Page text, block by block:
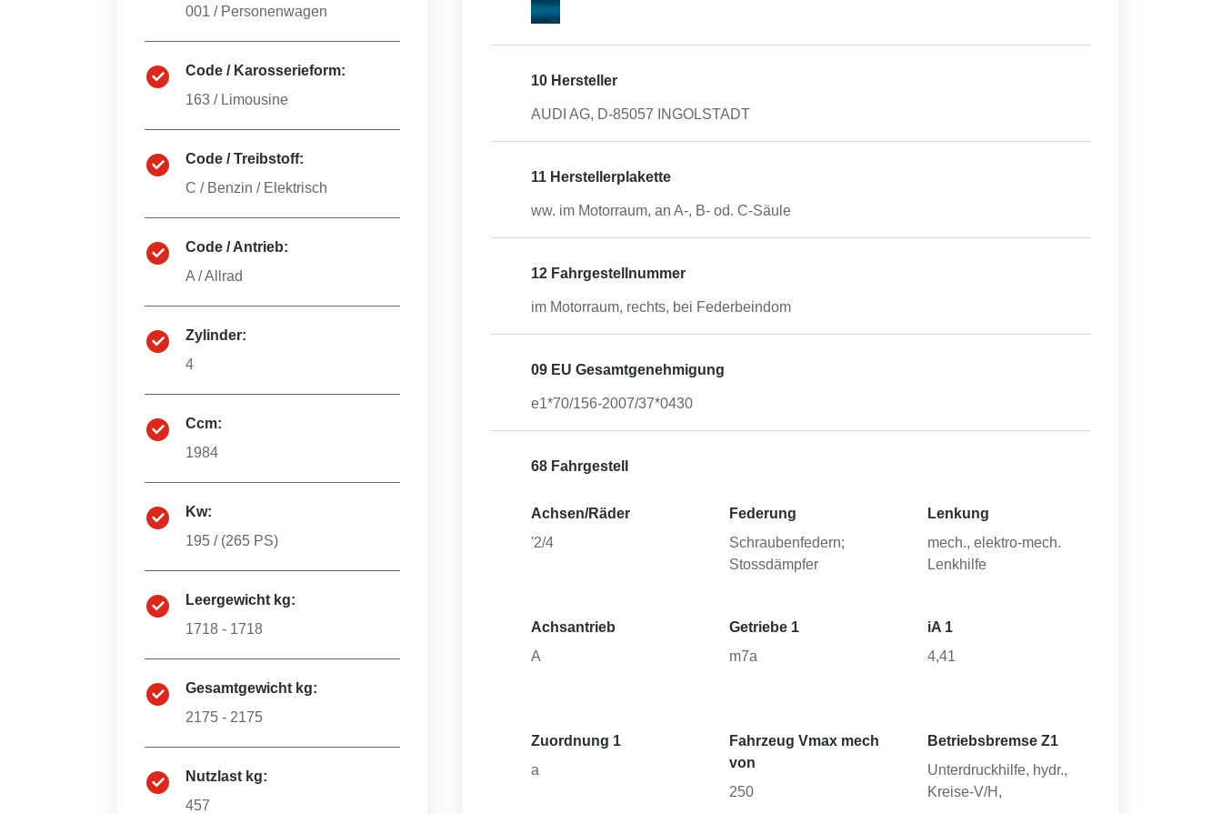
001 / Personenwagen
Code / Karosserieform:
163 / Limousine
Code / Treibstoff:
C / Benzin / Elektrisch
Code / Antrieb:
A /Allrad
Zylinder:
4
Ccm:
1984
Kw:
195 / (265 PS)
Leergewicht kg:
1718 - 1718
Gesamtgewicht kg:
2175 - 2175
Nutzlast kg:
457
10 Hersteller
AUDI AG, D-85057 INGOLSTADT
11 Herstellerplakette
ww. im Motorraum, an A-, B- od. C-Säule
12 Fahrgestellnummer
im Motorraum, rechts, bei Federbeindom
09 EU Gesamtgenehmigung
e1*70/156-2007/37*0430
68 Fahrgestell
Achsen/Räder
'2/4
Federung
Schraubenfedern;
Stossdämpfer
Lenkung
mech., elektro-mech.
Lenkhilfe
Achsantrieb
A
Getriebe 1
m7a
iA 1
4,41
Zuordnung 1
a
Fahrzeug Vmax mech
von
250
Betriebsbremse Z1
Unterdruckhilfe, hydr.,
Kreise-V/H,